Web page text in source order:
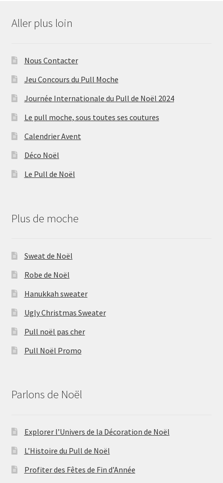
Aller plus loin
Nous Contacter
Jeu Concours du Pull Moche
Journée Internationale du Pull de Noël 2024
Le pull moche, sous toutes ses coutures
Calendrier Avent
Déco Noël
Le Pull de Noël
Plus de moche
Sweat de Noël
Robe de Noël
Hanukkah sweater
Ugly Christmas Sweater
Pull noël pas cher
Pull Noël Promo
Parlons de Noël
Explorer l’Univers de la Décoration de Noël
L’Histoire du Pull de Noël
Profiter des Fêtes de Fin d’Année